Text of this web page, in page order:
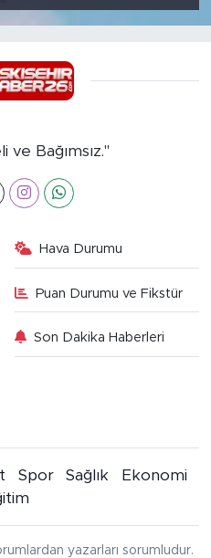
ve Bağımsız."
Hava Durumu
Puan Durumu ve Fikstür
Son Dakika Haberleri
Spor Sağlık
Ekonomi
yazarları sorumludur.